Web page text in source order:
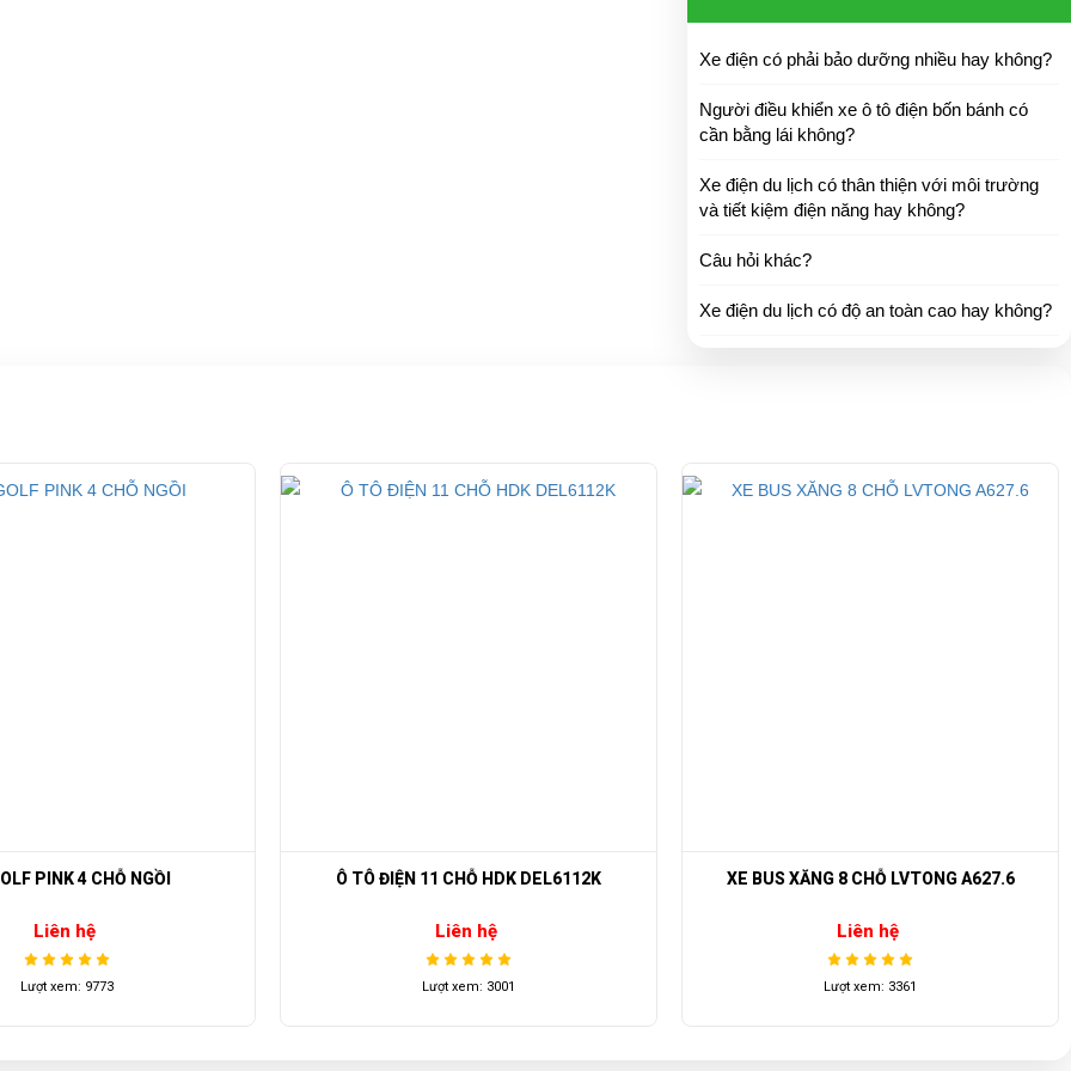
Xe điện có phải bảo dưỡng nhiều hay không?
Người điều khiển xe ô tô điện bốn bánh có
cần bằng lái không?
Xe điện du lịch có thân thiện với môi trường
và tiết kiệm điện năng hay không?
Câu hỏi khác?
Xe điện du lịch có độ an toàn cao hay không?
Ô TÔ ĐIỆN 11 CHỖ HDK DEL6112K XE BUS XĂNG 8 CHỖ LVTONG A627.6